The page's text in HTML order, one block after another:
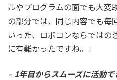
ルやプログラムの面でも大変
の部分では、同じ内容でも毎
いった、ロボコンならではの
に有難かったですね。」
– 1年目からスムーズに活動で